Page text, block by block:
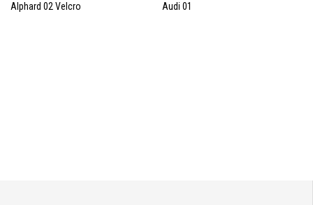
Alphard 02 Velcro Audi 01